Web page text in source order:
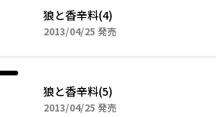
狼と香辛料(4)
2013/04/25 2013年04月25日
発売
狼と香辛料(5)
2013/04/25 2013年04月25日
発売